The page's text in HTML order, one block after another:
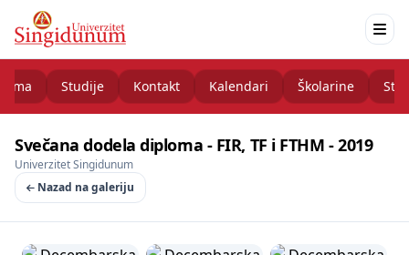
Studije Kontakt Kalendari Školarine
Svečana dodela diploma - FIR, TF i FTHM - 2019
Univerzitet Singidunum
Nazad na galeriju